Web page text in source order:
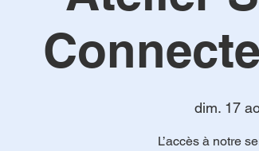
dim. 17
L’accès à notre